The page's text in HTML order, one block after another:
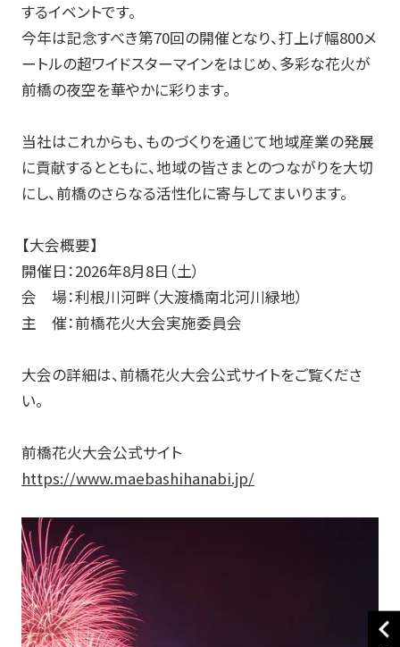
特集記事一覧
プライバシーポリシー
するイベントです。
今年は記念すべき第70回の開催となり、打上げ幅800メ
ートルの超ワイドスターマインをはじめ、多彩な花火が
前橋の夜空を華やかに彩ります。
当社はこれからも、ものづくりを通じて地域産業の発展
に貢献するとともに、地域の皆さまとのつながりを大切
にし、前橋のさらなる活性化に寄与してまいります。
【大会概要】
開催日：2026年8月8日（土）
会 場：利根川河畔（大渡橋南北河川緑地）
主 催：前橋花火大会実施委員会
大会の詳細は、前橋花火大会公式サイトをご覧くださ
い。
前橋花火大会公式サイト
https://www.maebashihanabi.jp/